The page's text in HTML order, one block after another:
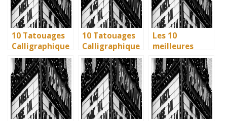
monuments
UNESCO
basques
Museum
10 Tatouages
Calligraphique
s : Citations et
Phrases
Uniques pour
immortaliser
vos amitiés
10 Tatouages
Calligraphique
s : Citations et
Phrases
Uniques pour
immortaliser
vos amitiés
Les 10
meilleures
villes d’Italie à
visiter en 2025
: Ravenne, la
ville aux huit
monuments
UNESCO